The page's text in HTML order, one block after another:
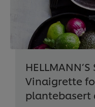
Vinaigrette
plantebasert